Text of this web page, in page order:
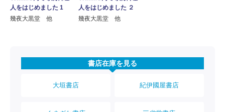
人をはじめました 1
幾夜大黒堂 他
人をはじめました ２
幾夜大黒堂 他
書店在庫を見る
大垣書店 紀伊國屋書店